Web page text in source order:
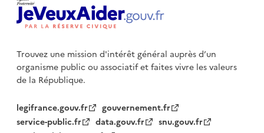
Trouvez une mission d'intérêt général auprès d’un
organisme publicou associatif et faites vivre les valeurs
de la République.
legifrance.gouv.fr
gouvernement.fr
service-public.fr
data.gouv.fr
snu.gouv.fr